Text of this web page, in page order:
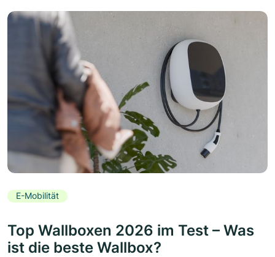
E-Mobilität
Top Wallboxen 2026 im Test – Was
ist die beste Wallbox?